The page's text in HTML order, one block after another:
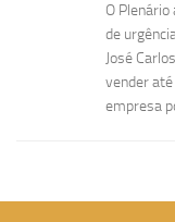
O
de
José
vender
empresa